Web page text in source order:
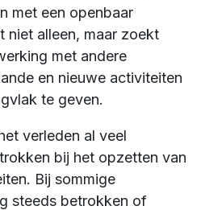
met een openbaar
niet alleen, maar zoekt
met andere
en nieuwe activiteiten
te geven.
verleden al veel
bij het opzetten van
Bij sommige
steeds betrokken of